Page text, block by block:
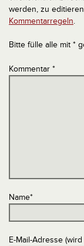
werden, zu
Kommentarregeln.
Bitte fülle alle mit *
Kommentar *
Name*
E-Mail-Adresse